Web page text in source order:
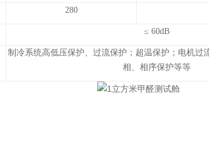
280
≤ 60dB
制冷系统高低压保护、过流保护；超温保护；电机过
相、相序保护等等